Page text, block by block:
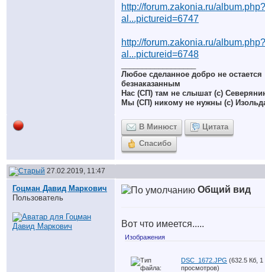
http://forum.zakonia.ru/album.php?
al...pictureid=6747
http://forum.zakonia.ru/album.php?
al...pictureid=6748
Любое сделанное добро не остается
безнаказанным
Нас (СП) там не слышат (с)
Мы (СП) никому не нужны (с)
В Минюст
Цитата
Спасибо
27.02.2019, 11:47
Гоцман Давид Маркович
Пользователь
Общий вид
Вот что имеется.....
Изображения
DSC_1672.JPG (632.5 Кб, 1
просмотров)